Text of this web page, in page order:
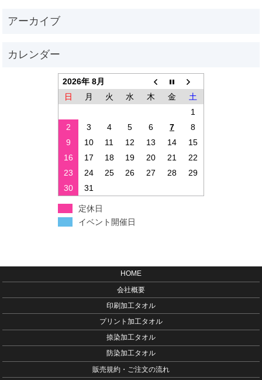
2026年 8月
日
月 火 水 木 金
土
1
2
3 4 5 6 7
8
9
10 11 12 13 14
15
16
17 18 19 20 21
22
23
24 25 26 27 28
29
30
31
定休日
イベント開催日
HOME
会社概要
印刷加工タオル
プリント加工タオル
捺染加工タオル
防染加工タオル
販売規約・ご注文の流れ